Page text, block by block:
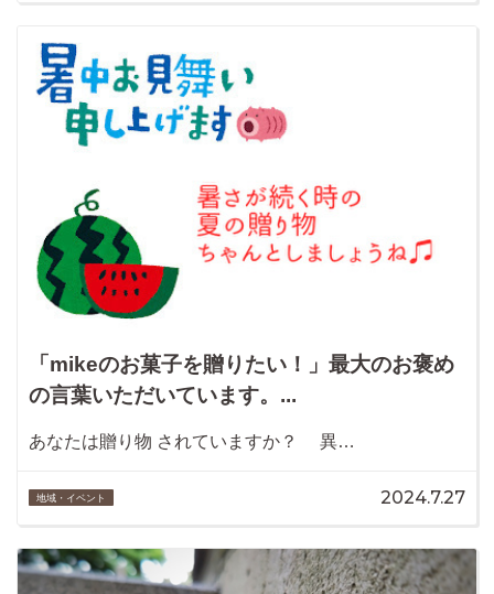
「mikeのお菓子を贈りたい！」最大のお褒め
の言葉いただいています。...
あなたは贈り物 されていますか？ 異…
地域・イベント 2024.7.27